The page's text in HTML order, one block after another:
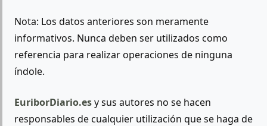
Nota: Los datos anteriores son meramente
informativos. Nunca deben ser utilizados como
referencia para realizar operaciones de ninguna
índole.
EuriborDiario.esy sus autores no se hacen
responsables de cualquier utilización que se haga de